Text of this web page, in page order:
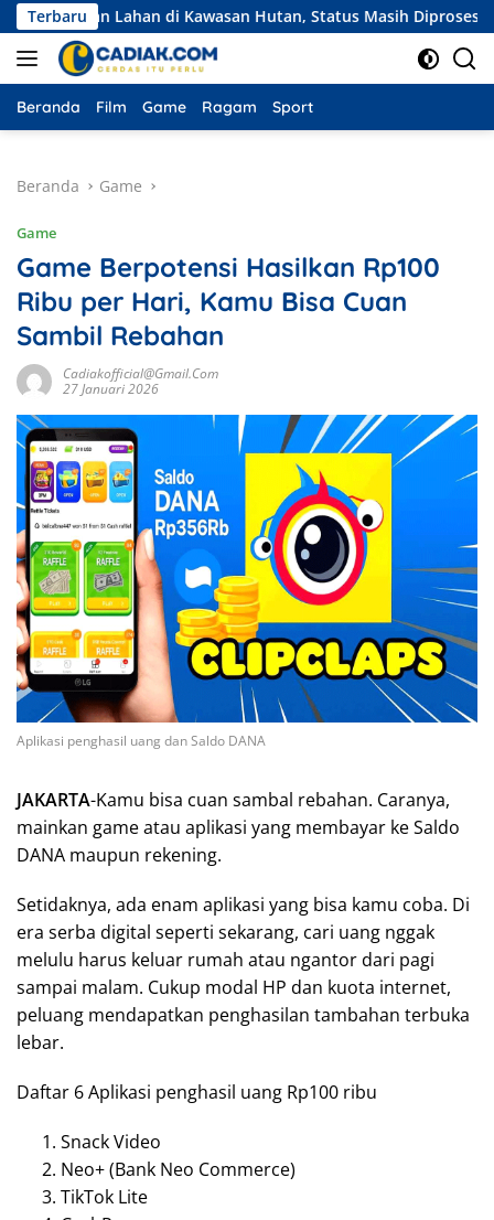
Langsung
ke
konten
Terbaru
Lahan di Kawasan Hutan, Status Masih Diproses
Beranda Film Game Ragam Sport
Beranda Game
Game
Game Berpotensi Hasilkan Rp100
Ribu per Hari, Kamu Bisa Cuan
Sambil Rebahan
Cadiakofficial@gmail.com
27 Januari 2026
Aplikasi penghasil uang dan Saldo DANA
JAKARTA-Kamu bisa cuan sambal rebahan. Caranya,
mainkan game atau aplikasi yang membayar ke Saldo
DANA maupun rekening.
Setidaknya, ada enam aplikasi yang bisa kamu coba. Di
era serba digital seperti sekarang, cari uang nggak
melulu harus keluar rumah atau ngantor dari pagi
sampai malam. Cukup modal HP dan kuota internet,
peluang mendapatkan penghasilan tambahan terbuka
lebar.
Daftar 6 Aplikasi penghasil uang Rp100 ribu
Snack Video
Neo+ (Bank Neo Commerce)
TikTok Lite